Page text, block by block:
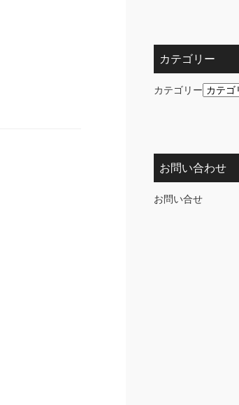
カテゴリー
カテゴリー
お問い合わせ
お問い合せ